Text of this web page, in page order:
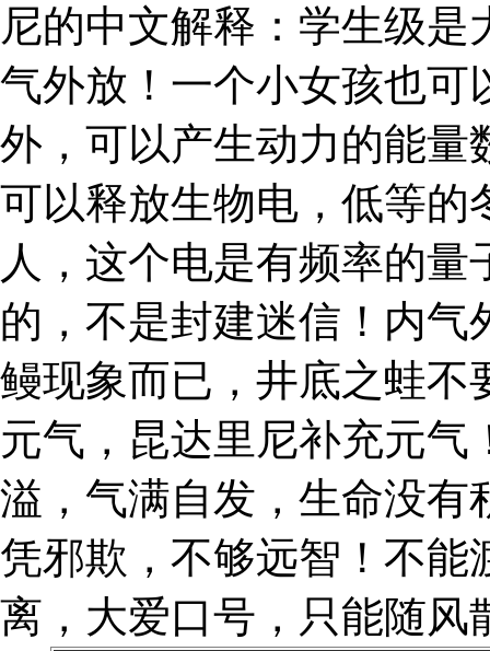
尼的中文解释：学生级
气外放！一个小女孩也可
外，可以产生动力的能量
可以释放生物电，低等的
人，这个电是有频率的
的，不是封建迷信！内
鳗现象而已，井底之蛙不
元气，昆达里尼补充元
溢，气满自发，生命没有
凭邪欺，不够远智！不能
离，大爱口号，只能随风